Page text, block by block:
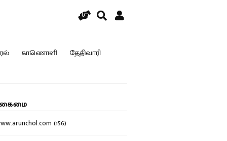
காணொளி தேதிவாரி
(156)